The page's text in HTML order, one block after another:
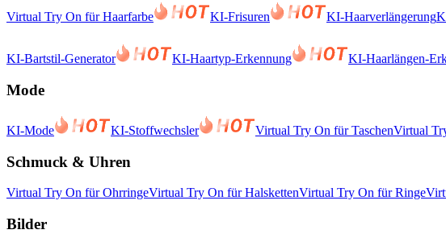
Virtual Try On für Haarfarbe KI-Frisuren KI-Haarverlängerung
KI-Bartstil-Generator KI-Haartyp-Erkennung KI-Haarlängen-
Mode
KI-Mode KI-Stoffwechsler Virtual Try On für TaschenVirtual
Schmuck & Uhren
Virtual Try On für OhrringeVirtual Try On für HalskettenVirtual Try On für Ringe
Bilder